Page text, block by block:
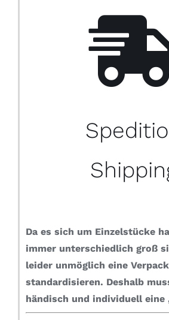
Da es sich um Einzelstücke
immer unterschiedlich groß
leider unmöglich eine
standardisieren. Deshalb
händisch und individuell eine